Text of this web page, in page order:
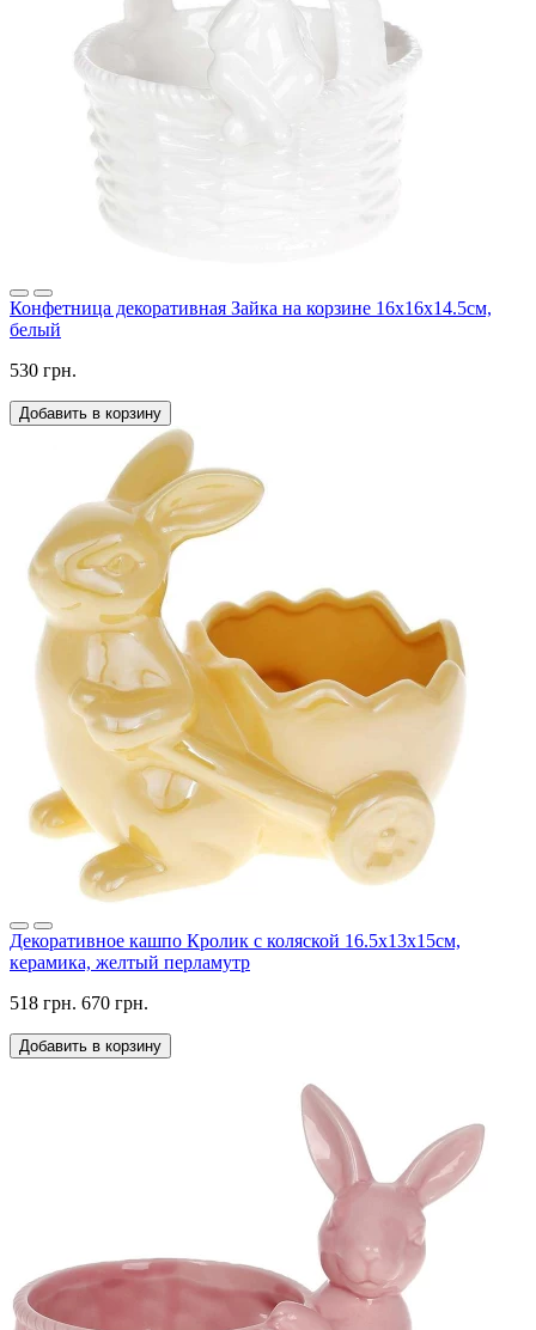
Конфетница декоративная Зайка на корзине 16х16х14.5см,
белый
530 грн.
Добавить в корзину
Декоративное кашпо Кролик с коляской 16.5х13х15см,
керамика, желтый перламутр
518 грн. 670 грн.
Добавить в корзину